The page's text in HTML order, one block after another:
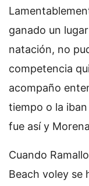
ganado un
natación, no
competencia
acompaño
tiempo o la
fue así y
Cuando
Beach voley se